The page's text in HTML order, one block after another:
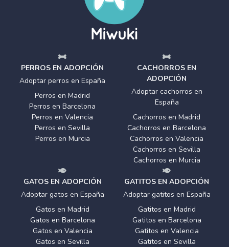
PERROS EN ADOPCIÓN
Adoptar perros en España
Perros en Madrid
Perros en Barcelona
Perros en Valencia
Perros en Sevilla
Perros en Murcia
CACHORROS EN
ADOPCIÓN
Adoptar cachorros en
España
Cachorros en Madrid
Cachorros en Barcelona
Cachorros en Valencia
Cachorros en Sevilla
Cachorros en Murcia
GATOS EN ADOPCIÓN
Adoptar gatos en España
Gatos en Madrid
Gatos en Barcelona
Gatos en Valencia
Gatos en Sevilla
GATITOS EN ADOPCIÓN
Adoptar gatitos en España
Gatitos en Madrid
Gatitos en Barcelona
Gatitos en Valencia
Gatitos en Sevilla